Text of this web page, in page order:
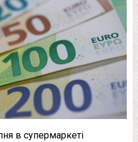
в супермаркеті